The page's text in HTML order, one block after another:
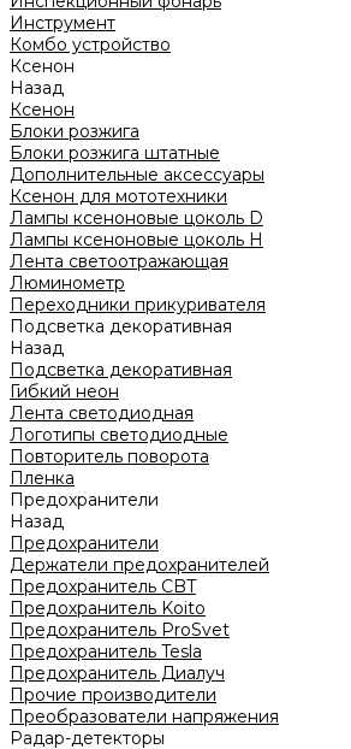
Инструмент
Комбо устройство
Ксенон
Назад
Ксенон
Блоки розжига
Блоки розжига штатные
Дополнительные аксессуары
Ксенон для мототехники
Лампы ксеноновые цоколь D
Лампы ксеноновые цоколь H
Лента светоотражающая
Люминометр
Переходники прикуривателя
Подсветка декоративная
Назад
Подсветка декоративная
Гибкий неон
Лента светодиодная
Логотипы светодиодные
Повторитель поворота
Пленка
Предохранители
Назад
Предохранители
Держатели предохранителей
Предохранитель CBT
Предохранитель Koito
Предохранитель ProSvet
Предохранитель Tesla
Предохранитель Диалуч
Прочие производители
Преобразователи напряжения
Радар-детекторы